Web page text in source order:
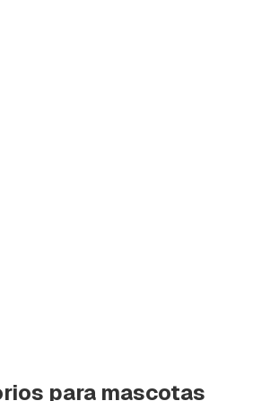
para mascotas